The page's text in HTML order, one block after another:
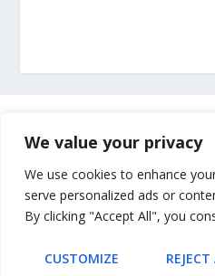
We value your privacy
We use cookies to enhance
serve personalized ads or
By clicking "Accept All", you
CUSTOMIZE REJECT
Impressum
Uvjeti korištenja
Kontakt